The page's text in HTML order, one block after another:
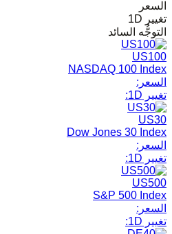
السعر
تغيير 1D
التوجُّه السائد
US100
NASDAQ 100 Index
السعر:
تغيير 1D:
US30
Dow Jones 30 Index
السعر:
تغيير 1D:
US500
S&P 500 Index
السعر:
تغيير 1D: